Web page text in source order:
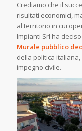
Crediamo che il
risultati economici,
al territorio in cui
Impianti Srl ha
Murale pubblico
della politica
impegno civile.